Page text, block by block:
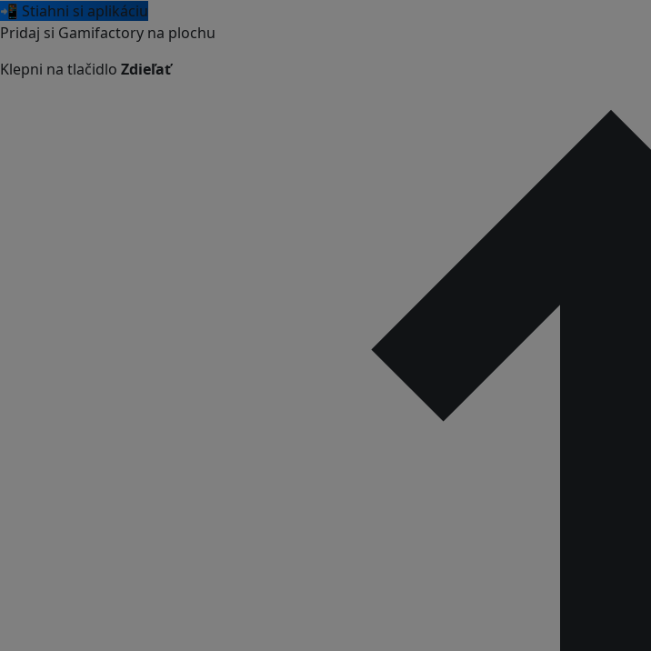
📲 Stiahni si aplikáciu
Pridaj si Gamifactory na plochu
Klepni na tlačidlo Zdieľať